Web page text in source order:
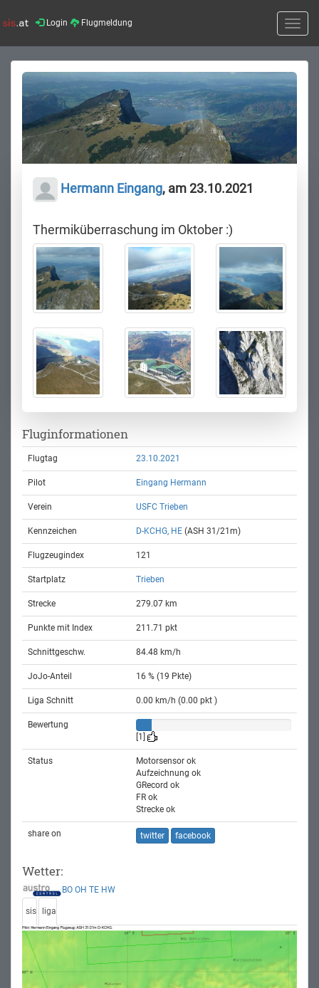
Login Flugmeldung
Toggle
Hermann Eingang, am 23.10.2021
Thermiküberraschung im Oktober :)
Fluginformationen
Flugtag 23.10.2021
Pilot Eingang Hermann
Verein USFC Trieben
Kennzeichen D-KCHG, HE (ASH 31/21m)
Flugzeugindex 121
Startplatz Trieben
Strecke 279.07 km
Punkte mit Index 211.71 pkt
Schnittgeschw. 84.48 km/h
JoJo-Anteil 16 % (19 Pkte)
Liga Schnitt 0.00 km/h (0.00 pkt )
Bewertung
[1]
Status
Motorsensor ok
Aufzeichnung ok
GRecord ok
FR ok
Strecke ok
share on twitter facebook
Wetter:
BO OH TE HW
sis liga